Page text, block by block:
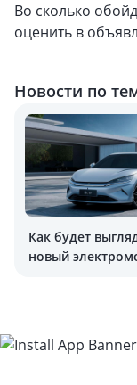
Во сколько
оценить в
Новости по
Как будет
новый